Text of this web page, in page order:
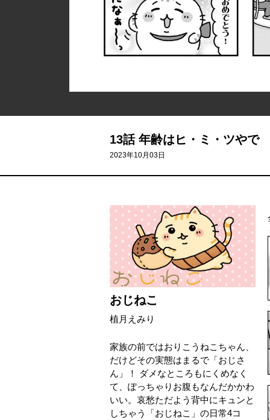
13話 年齢はヒ・ミ・ツやで
2023年10月03日
おじねこ
植月えみり
家族の前ではおりこうねこちゃん、
だけどその実態はまるで「おじさ
ん」！ ダメなところもにくめなく
て、ぽっちゃりお腹もなんだかかわ
いい。哀愁ただよう背中にキュンと
しちゃう「おじねこ」の日常4コ